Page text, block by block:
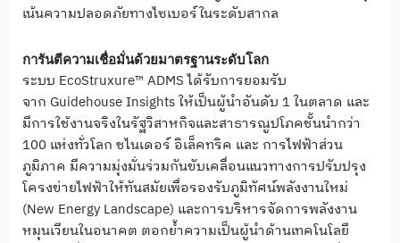
เน้นความปลอดภัยทางไซเบอร์ในระดับสากล
การันตีความเชื่อมั่นด้วยมาตรฐานระดับโลก
ระบบ EcoStruxure™ ADMS ได้รับการยอมรับ
จาก Guidehouse Insights ให้เป็นผู้นำอันดับ 1 ในตลาด และ
มีการใช้งานจริงในรัฐวิสาหกิจและสาธารณูปโภคชั้นนำกว่า
100 แห่งทั่วโลก ชไนเดอร์ อิเล็คทริค และ การไฟฟ้าส่วน
ภูมิภาค มีความมุ่งมั่นร่วมกันขับเคลื่อนแนวทางการปรับปรุง
โครงข่ายไฟฟ้าให้ทันสมัยเพื่อรองรับภูมิทัศน์พลังงานใหม่
(New Energy Landscape) และการบริหารจัดการพลังงาน
หมุนเวียนในอนาคต ตอกย้ำความเป็นผู้นำด้านเทคโนโลยี